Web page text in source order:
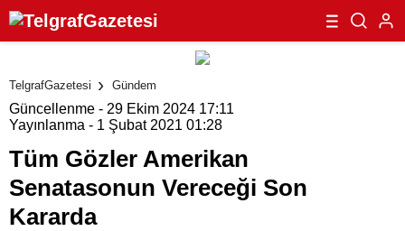
TelgrafGazetesi Gündem
Güncellenme - 29 Ekim 2024 17:11
Yayınlanma - 1 Şubat 2021 01:28
Tüm Gözler Amerikan
Senatasonun Vereceği Son
Kararda